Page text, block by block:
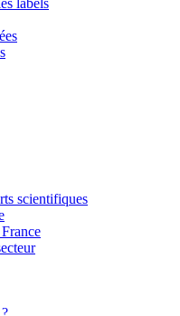
scientifiques